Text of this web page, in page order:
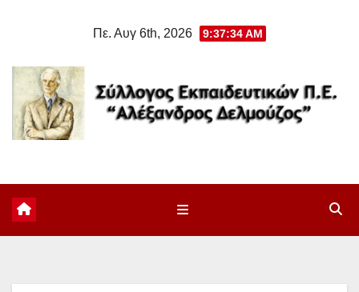
Πε. Αυγ 6th, 2026 9:37:34 AM